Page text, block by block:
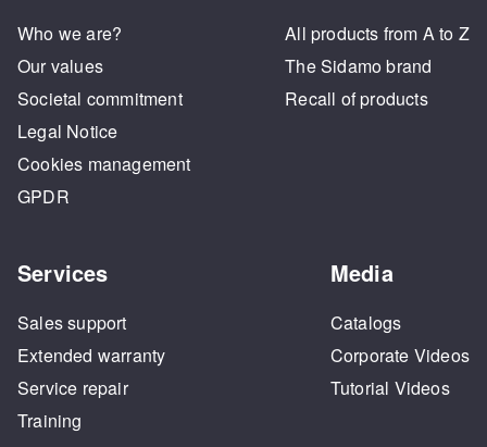
Who we are?
Our values
Societal commitment
Legal Notice
Cookies management
GPDR
All products from A to Z
The Sidamo brand
Recall of products
Services
Sales support
Extended warranty
Service repair
Training
Media
Catalogs
Corporate Videos
Tutorial Videos